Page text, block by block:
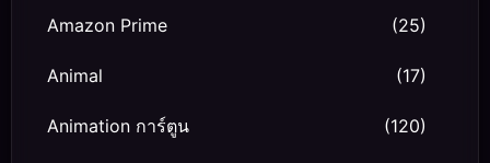
Amazon Prime (25)
Animal (17)
Animation การ์ตูน (120)